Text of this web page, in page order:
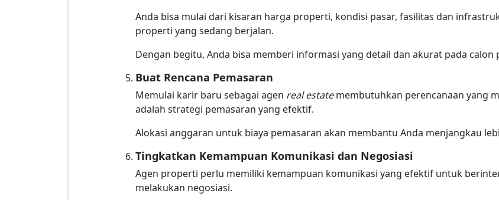
Anda bisa mulai dari kisaran harga properti, kondisi pasar, fasilitas dan
properti yang sedang berjalan.
Dengan begitu, Anda bisa memberi informasi yang detail dan akurat pada calon
Buat Rencana Pemasaran
Memulai karir baru sebagai agen real estatemembutuhkan perencanaan yang
adalah strategi pemasaran yang efektif.
Alokasi anggaran untuk biaya pemasaran akan membantu Anda menjangkau
Tingkatkan Kemampuan Komunikasi dan Negosiasi
Agen properti perlu memiliki kemampuan komunikasi yang efektif untuk
melakukan negosiasi.